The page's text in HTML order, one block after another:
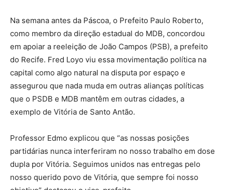
Na semana antes da Páscoa, o Prefeito Paulo Roberto,
como membro da direção estadual do MDB, concordou
em apoiar a reeleição de João Campos (PSB), a prefeito
do Recife. Fred Loyo viu essa movimentação política na
capital como algo natural na disputa por espaço e
assegurou que nada muda em outras alianças políticas
que o PSDB e MDB mantêm em outras cidades, a
exemplo de Vitória de Santo Antão.
Professor Edmo explicou que “as nossas posições
partidárias nunca interferiram no nosso trabalho em dose
dupla por Vitória. Seguimos unidos nas entregas pelo
nosso querido povo de Vitória, que sempre foi nosso